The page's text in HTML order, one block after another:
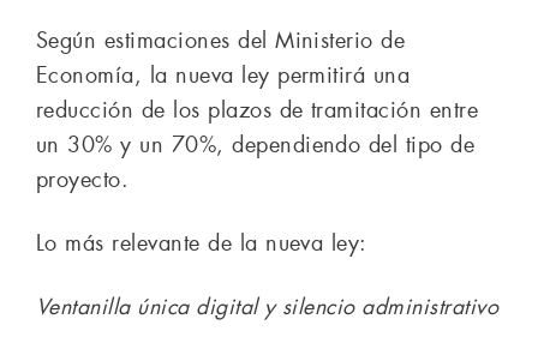
Según estimaciones del Ministerio de
Economía, la nueva ley permitirá una
reducción de los plazos de tramitación entre
un 30% y un 70%, dependiendo del tipo de
proyecto.
Lo más relevante de la nueva ley:
Ventanilla única digital y silencio administrativo